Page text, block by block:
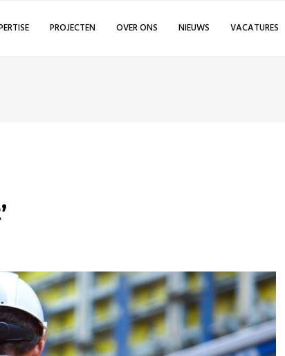
PROJECTEN OVER ONS NIEUWS VACATURES